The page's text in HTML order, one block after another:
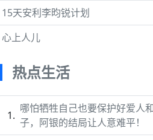
15天安利李昀锐计划
心上人儿
热点生活
哪怕牺牲自己也要保护好爱人
子，阿银的结局让人意难平！